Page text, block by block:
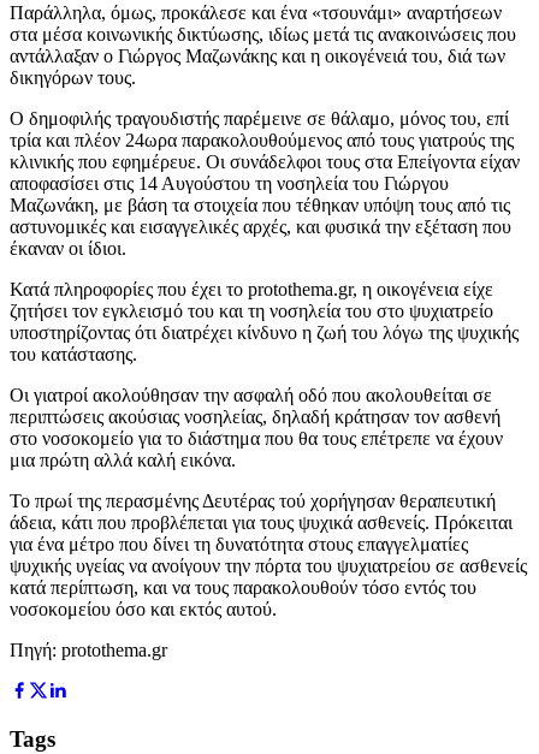
Παράλληλα, όμως, προκάλεσε και ένα «τσουνάμι» αναρτήσεων
στα μέσα κοινωνικής δικτύωσης, ιδίως μετά τις ανακοινώσεις που
αντάλλαξαν ο Γιώργος Μαζωνάκης και η οικογένειά του, διά των
δικηγόρων τους.
Ο δημοφιλής τραγουδιστής παρέμεινε σε θάλαμο, μόνος του, επί
τρία και πλέον 24ωρα παρακολουθούμενος από τους γιατρούς της
κλινικής που εφημέρευε. Οι συνάδελφοι τους στα Επείγοντα είχαν
αποφασίσει στις 14 Αυγούστου τη νοσηλεία του Γιώργου
Μαζωνάκη, με βάση τα στοιχεία που τέθηκαν υπόψη τους από τις
αστυνομικές και εισαγγελικές αρχές, και φυσικά την εξέταση που
έκαναν οι ίδιοι.
Κατά πληροφορίες που έχει το protothema.gr, η οικογένεια είχε
ζητήσει τον εγκλεισμό του και τη νοσηλεία του στο ψυχιατρείο
υποστηρίζοντας ότι διατρέχει κίνδυνο η ζωή του λόγω της ψυχικής
του κατάστασης.
Οι γιατροί ακολούθησαν την ασφαλή οδό που ακολουθείται σε
περιπτώσεις ακούσιας νοσηλείας, δηλαδή κράτησαν τον ασθενή
στο νοσοκομείο για το διάστημα που θα τους επέτρεπε να έχουν
μια πρώτη αλλά καλή εικόνα.
Το πρωί της περασμένης Δευτέρας τού χορήγησαν θεραπευτική
άδεια, κάτι που προβλέπεται για τους ψυχικά ασθενείς. Πρόκειται
για ένα μέτρο που δίνει τη δυνατότητα στους επαγγελματίες
ψυχικής υγείας να ανοίγουν την πόρτα του ψυχιατρείου σε ασθενείς
κατά περίπτωση, και να τους παρακολουθούν τόσο εντός του
νοσοκομείου όσο και εκτός αυτού.
Πηγή: protothema.gr
Tags